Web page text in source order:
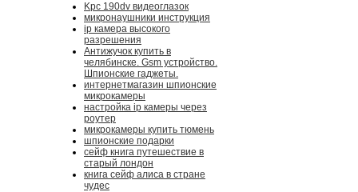
Kpc 190dv видеоглазок
микронаушники инструкция
ip камера высокого
разрешения
Антижучок купить в
челябинске. Gsm устройство.
Шпионские гаджеты.
интернетмагазин шпионские
микрокамеры
настройка ip камеры через
роутер
микрокамеры купить тюмень
шпионские подарки
сейф книга путешествие в
старый лондон
книга сейф алиса в стране
чудес